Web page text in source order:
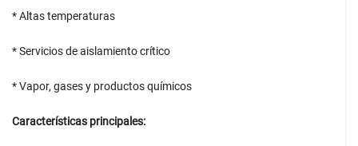
* Altas temperaturas
* Servicios de aislamiento crítico
* Vapor, gases y productos químicos
Características principales: